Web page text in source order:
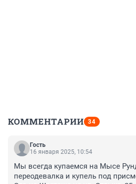
КОММЕНТАРИИ 34
Гость
16 января 2025, 10:54
Мы всегда купаемся на Мысе
переодевалка и купель под